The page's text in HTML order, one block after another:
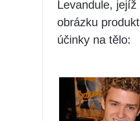
Levandule,
obrázku
účinky na tělo: